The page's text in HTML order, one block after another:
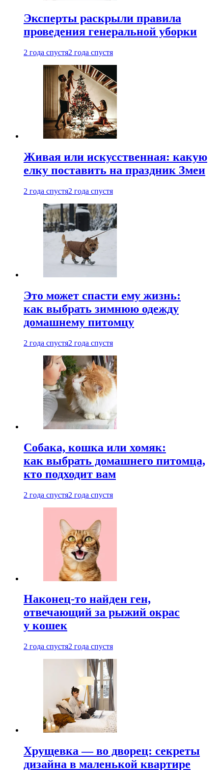
Эксперты раскрыли правила
проведения генеральной уборки
2 года спустя2 года спустя
Живая или искусственная: какую
елку поставить на праздник Змеи
2 года спустя2 года спустя
Это может спасти ему жизнь:
как выбрать зимнюю одежду
домашнему питомцу
2 года спустя2 года спустя
Собака, кошка или хомяк:
как выбрать домашнего питомца,
кто подходит вам
2 года спустя2 года спустя
Наконец-то найден ген,
отвечающий за рыжий окрас
у кошек
2 года спустя2 года спустя
Хрущевка — во дворец: секреты
дизайна в маленькой квартире